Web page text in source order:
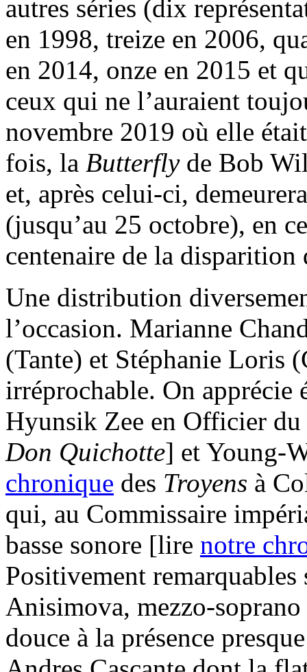
autres séries (dix
en 1998, treize en 2006,
en 2014, onze en 2015 et
ceux qui ne l’auraient
novembre 2019 où elle
fois, la Butterfly de Bob
et, après celui-ci,
(jusqu’au 25 octobre), en
centenaire de la
Une distribution
l’occasion. Marianne
(Tante) et Stéphanie Loris
irréprochable. On apprécie
Hyunsik Zee en Officier
Don Quichotte] et Young-
chronique des Troyens à
qui, au Commissaire
basse sonore [lire notre
Positivement
Anisimova, mezzo-
douce à la présence